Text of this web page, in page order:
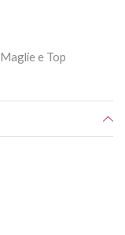
Maglie e Top